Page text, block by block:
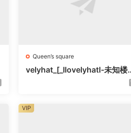
Queen’s square
velyhat_[_Ilovelyhatl-未知楼
VIP